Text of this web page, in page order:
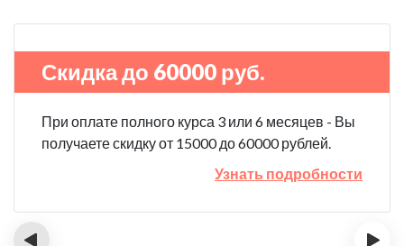
Скидка до 60000 руб.
При оплате полного курса 3 или 6 месяцев - Вы
получаете скидку от 15000 до 60000 рублей.
Узнать подробности
‹ ›